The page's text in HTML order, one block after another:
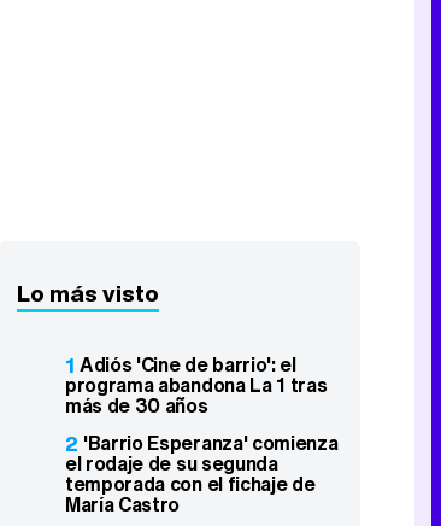
Lo más visto
1 Adiós 'Cine de barrio': el
programa abandona La 1 tras
más de 30 años
2 'Barrio Esperanza' comienza
el rodaje de su segunda
temporada con el fichaje de
María Castro